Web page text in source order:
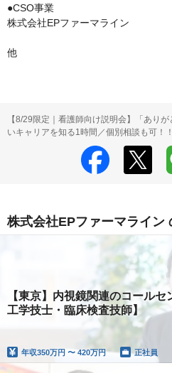
●CSO事業
株式会社EPファーマライン
他
【8/29限定｜看護師向け説明会】「あり
いキャリアを知る1時間／個別相談も可！
株式会社EPファーマライン
【東京】内視鏡関連のコール
工学技士・臨床検査技師】
年収350万円 〜 420万円 正社員